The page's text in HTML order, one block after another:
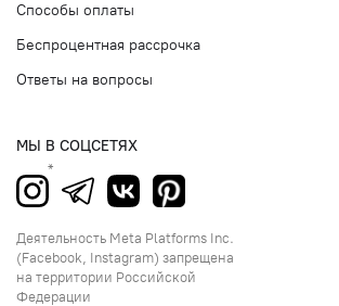
Способы оплаты
Беспроцентная рассрочка
Ответы на вопросы
МЫ В СОЦСЕТЯХ
Деятельность Meta Platforms Inc.
(Facebook, Instagram) запрещена
на территории Российской
Федерации